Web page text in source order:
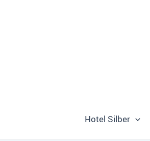
Hotel Silber